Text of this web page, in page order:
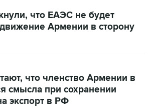
что ЕАЭС не будет
Армении в сторону
что членство Армении в
смысла при сохранении
экспорт в РФ